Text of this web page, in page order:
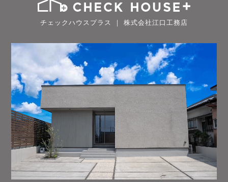
チェックハウスプラス ｜ 株式会社江口工務店